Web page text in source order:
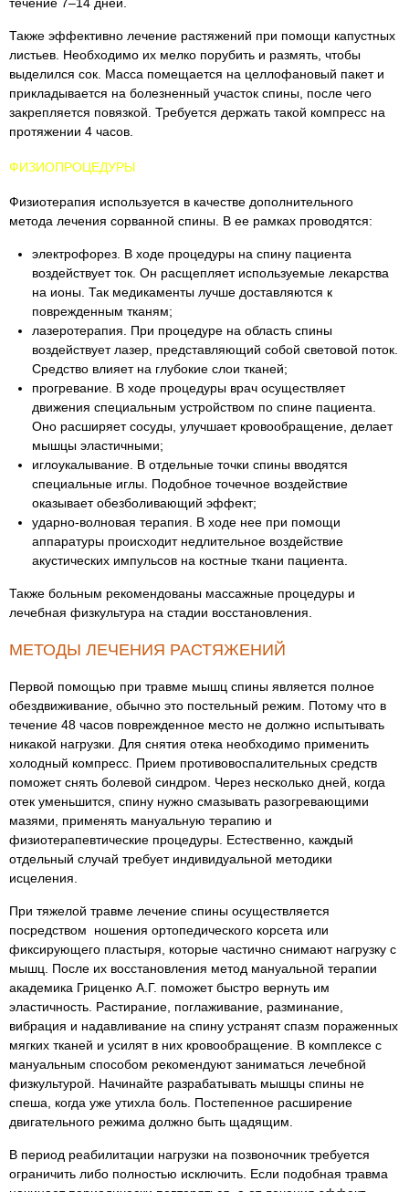
Также эффективно лечение растяжений при помощи капустных
листьев. Необходимо их мелко порубить и размять, чтобы
выделился сок. Масса помещается на целлофановый пакет и
прикладывается на болезненный участок спины, после чего
закрепляется повязкой. Требуется держать такой компресс на
протяжении 4 часов.
ФИЗИОПРОЦЕДУРЫ
Физиотерапия используется в качестве дополнительного
метода лечения сорванной спины. В ее рамках проводятся:
электрофорез. В ходе процедуры на спину пациента
воздействует ток. Он расщепляет используемые лекарства
на ионы. Так медикаменты лучше доставляются к
поврежденным тканям;
лазеротерапия. При процедуре на область спины
воздействует лазер, представляющий собой световой поток.
Средство влияет на глубокие слои тканей;
прогревание. В ходе процедуры врач осуществляет
движения специальным устройством по спине пациента.
Оно расширяет сосуды, улучшает кровообращение, делает
мышцы эластичными;
иглоукалывание. В отдельные точки спины вводятся
специальные иглы. Подобное точечное воздействие
оказывает обезболивающий эффект;
ударно-волновая терапия. В ходе нее при помощи
аппаратуры происходит недлительное воздействие
акустических импульсов на костные ткани пациента.
Также больным рекомендованы массажные процедуры и
лечебная физкультура на стадии восстановления.
МЕТОДЫ ЛЕЧЕНИЯ РАСТЯЖЕНИЙ
Первой помощью при травме мышц спины является полное
обездвиживание, обычно это постельный режим. Потому что в
течение 48 часов поврежденное место не должно испытывать
никакой нагрузки. Для снятия отека необходимо применить
холодный компресс. Прием противовоспалительных средств
поможет снять болевой синдром. Через несколько дней, когда
отек уменьшится, спину нужно смазывать разогревающими
мазями, применять мануальную терапию и
физиотерапевтические процедуры. Естественно, каждый
отдельный случай требует индивидуальной методики
исцеления.
При тяжелой травме лечение спины осуществляется
посредством ношения ортопедического корсета или
фиксирующего пластыря, которые частично снимают нагрузку с
мышц. После их восстановления метод мануальной терапии
академика Гриценко А.Г. поможет быстро вернуть им
эластичность. Растирание, поглаживание, разминание,
вибрация и надавливание на спину устранят спазм пораженных
мягких тканей и усилят в них кровообращение. В комплексе с
мануальным способом рекомендуют заниматься лечебной
физкультурой. Начинайте разрабатывать мышцы спины не
спеша, когда уже утихла боль. Постепенное расширение
двигательного режима должно быть щадящим.
В период реабилитации нагрузки на позвоночник требуется
ограничить либо полностью исключить. Если подобная травма